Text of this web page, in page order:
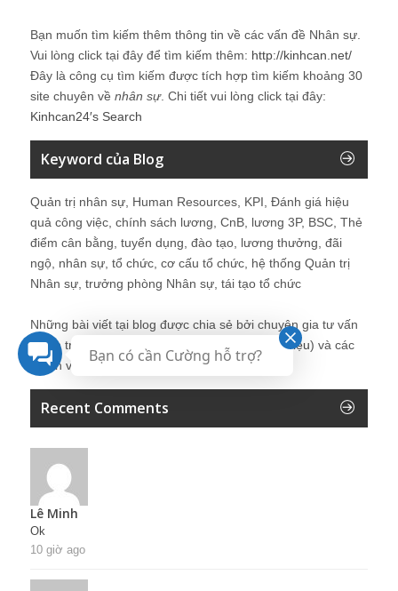
Bạn muốn tìm kiếm thêm thông tin về các vấn đề Nhân sự
Vui lòng click tại đây để tìm kiếm thêm: http://kinhcan.net/
Đây là công cụ tìm kiếm được tích hợp tìm kiếm khoảng 30
site chuyên về nhân sự. Chi tiết vui lòng click tại đây:
Kinhcan24′s Search
Keyword của Blog
Quản trị nhân sự, Human Resources, KPI, Đánh giá hiệu
quả công việc, chính sách lương, CnB, lương 3P, BSC, Thẻ
điểm cân bằng, tuyển dụng, đào tạo, lương thưởng, đãi
ngộ, nhân sự, tổ chức, cơ cấu tổ chức, hệ thống Quản trị
Nhân sự, trưởng phòng Nhân sự, tái tạo tổ chức
Những bài viết tại blog được chia sẻ bởi chuyên gia tư vấn
Quản trị Nhân sự Nguyễn Hùng Cường (
giới thiệu) và các
thành viên khác trong cộng đồng Nhân sự.
Recent Comments
Lê Minh
Ok
10 giờ ago
Bạn có cần Cường hỗ trợ?